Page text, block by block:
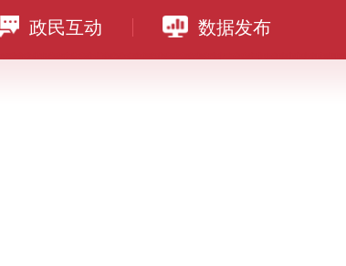
政民互动 数据发布